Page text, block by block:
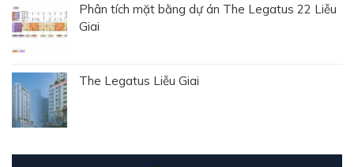
Phân tích mặt bằng dự án The Legatus 22 Liễu
Giai
The Legatus Liễu Giai